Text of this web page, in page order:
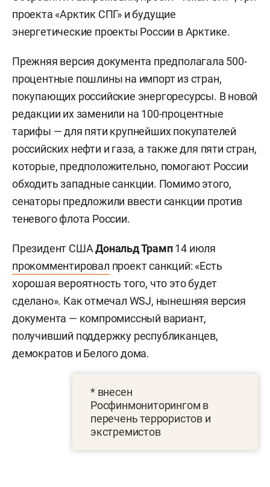
проекта «Арктик СПГ» и будущие
энергетические проекты России в Арктике.
Прежняя версия документа предполагала 500-
процентные пошлины на импорт из стран,
покупающих российские энергоресурсы. В новой
редакции их заменили на 100-процентные
тарифы — для пяти крупнейших покупателей
российских нефти и газа, а также для пяти стран,
которые, предположительно, помогают России
обходить западные санкции. Помимо этого,
сенаторы предложили ввести санкции против
теневого флота России.
Президент СШАДональд Трамп14 июля
прокомментировал проект санкций: «Есть
хорошая вероятность того, что это будет
сделано». Как отмечал WSJ, нынешняя версия
документа — компромиссный вариант,
получивший поддержку республиканцев,
демократов и Белого дома.
* внесен
Росфинмониторингом в
перечень террористов и
экстремистов